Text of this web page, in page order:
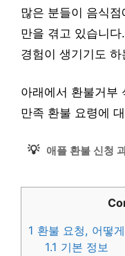
많은 분들이 음식
만을 겪고 있습니
경험이 생기기도 하
아래에서 환불거부
만족 환불 요령에
💡 애플 환불 신청
1 환불 요청, 어떻
1.1 기본 정보